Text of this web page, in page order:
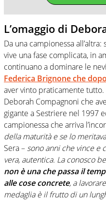
L’omaggio di
Da una campionessa
vive una fase complicata, in
continuano a dominare le
Federica Brignone che
aver vinto praticamente
Deborah Compagnoni che
gigante a Sestriere nel 1997
campionessa che arriva
della maturità e se lo meritava
Sera –sono anni che vince e
vera, autentica. La conosco
non è una che passa il
alle cose concrete, a
medaglia è il frutto di un